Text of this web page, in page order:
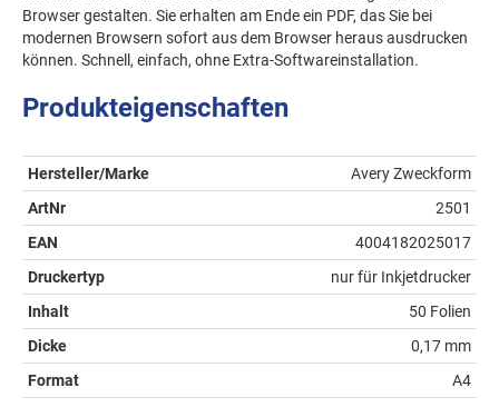
Browser gestalten. Sie erhalten am Ende ein PDF, das Sie bei
modernen Browsern sofort aus dem Browser heraus ausdrucken
können. Schnell, einfach, ohne Extra-Softwareinstallation.
Produkteigenschaften
Hersteller/Marke
Avery Zweckform
ArtNr
2501
EAN
4004182025017
Druckertyp
nur für Inkjetdrucker
Inhalt
50 Folien
Dicke
0,17 mm
Format
A4